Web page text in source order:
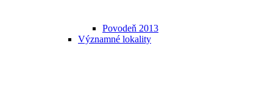
Povodeň 2013
Významné lokality